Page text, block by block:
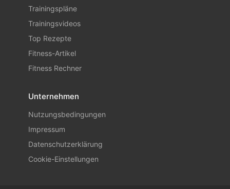
Trainingspläne
Trainingsvideos
Top Rezepte
Fitness-Artikel
Fitness Rechner
Unternehmen
Nutzungsbedingungen
Impressum
Datenschutzerklärung
Cookie-Einstellungen